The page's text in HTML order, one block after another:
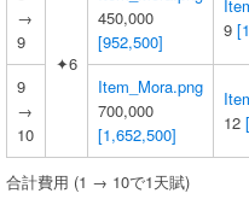
→
9
✦6
450,000
[952,500]
9
9
→
10
Item_Mora.png
700,000
[1,652,500]
12
合計費用 (1 → 10で1天賦)